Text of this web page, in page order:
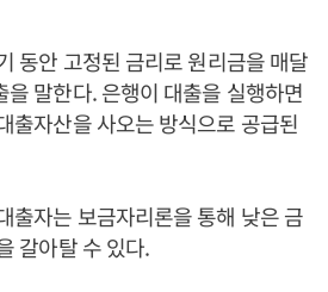
동안 고정된 금리로 원리금을 매달
말한다. 은행이 대출을 실행하면
출자산을 사오는 방식으로 공급된
출자는 보금자리론을 통해 낮은 금
갈아탈 수 있다.